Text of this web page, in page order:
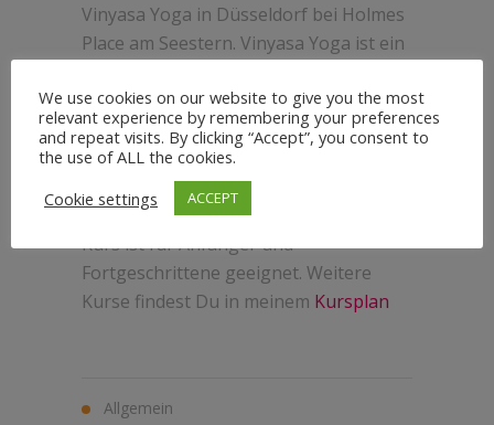
Vinyasa Yoga in Düsseldorf bei Holmes
Place am Seestern. Vinyasa Yoga ist ein
Yogakurs kräftigt die Muskulatur,
fördert Ausdauer, Balance und
Beweglichkeit. Die Gelenke, Sehnen und
Bänder werden mobilisiert,
insbesondere um die Wirbelsäule. Der
Kurs ist für Anfänger und
Fortgeschrittene geeignet. Weitere
Kurse findest Du in meinem Kursplan
Allgemein
We use cookies on our website to give you the most
relevant experience by remembering your preferences
and repeat visits. By clicking “Accept”, you consent to
the use of ALL the cookies.
Cookie settings
ACCEPT